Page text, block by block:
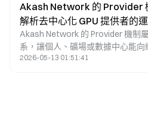
Akash Network 的 Provider
解析去中心化 GPU 提供者的
Akash Network 的 Provider 機制
系，讓個人、礦場或數據中心能向
源，並透過租賃計算資源取得收益
2026-05-13 01:51:41